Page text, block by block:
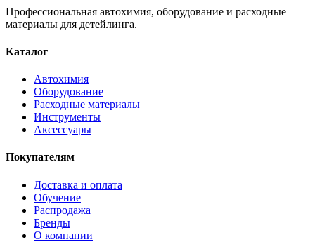
Профессиональная автохимия, оборудование и расходные
материалы для детейлинга.
Каталог
Автохимия
Оборудование
Расходные материалы
Инструменты
Аксессуары
Покупателям
Доставка и оплата
Обучение
Распродажа
Бренды
О компании